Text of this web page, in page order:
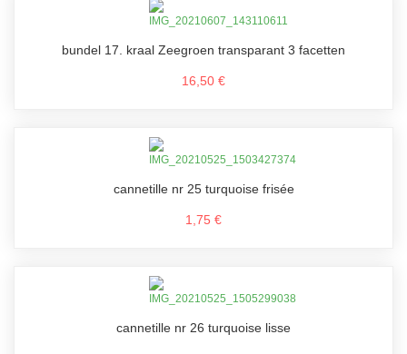
bundel 17. kraal Zeegroen transparant 3 facetten
16,50 €
cannetille nr 25 turquoise frisée
1,75 €
cannetille nr 26 turquoise lisse